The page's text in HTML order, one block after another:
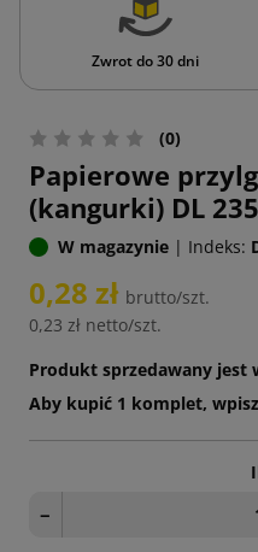
Zwrot do 30 dni
(0)
Papierowe
(kangurki) DL
W magazynie | Indeks:
0,28 zł brutto/szt.
0,23 zł netto/szt.
Produkt sprzedawany jest
Aby kupić 1 komplet,
−